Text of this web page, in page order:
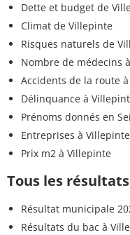
Dette et budget de
Climat de Villepinte
Risques naturels de
Nombre de médecins
Accidents de la route
Délinquance à
Prénoms donnés en
Entreprises à Villepinte
Prix m2 à Villepinte
Tous les
Résultat municipale
Résultats du bac à